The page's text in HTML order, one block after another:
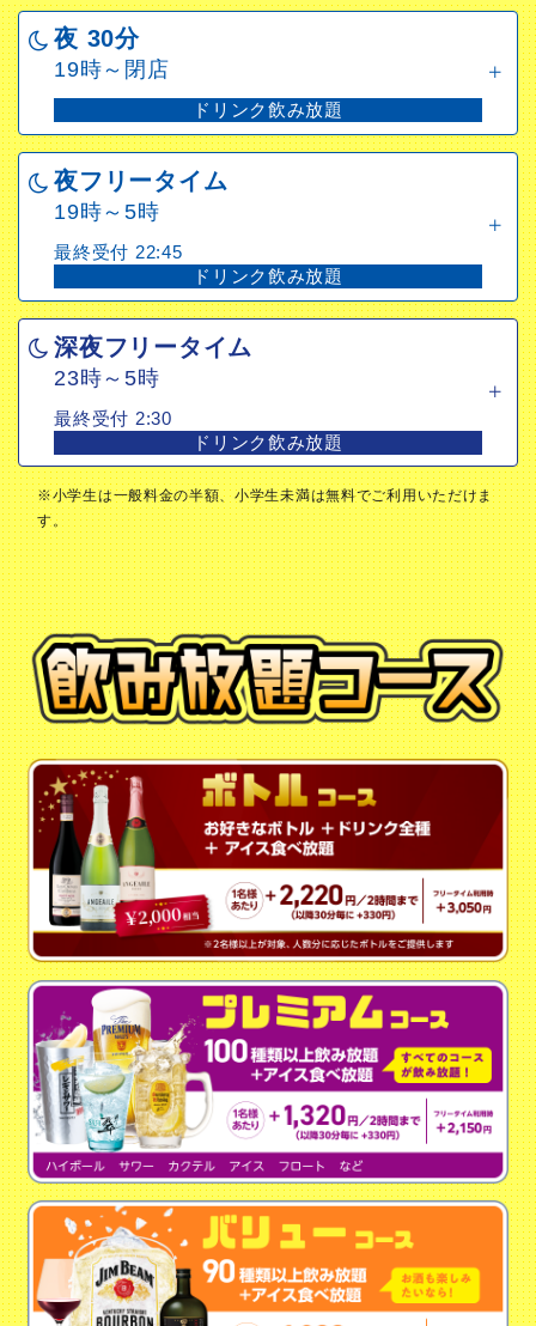
夜 30分
19時～閉店
ドリンク飲み放題
夜フリータイム
19時～5時
最終受付 22:45
ドリンク飲み放題
深夜フリータイム
23時～5時
最終受付 2:30
ドリンク飲み放題
※小学生は一般料金の半額、小学生未満は無料でご利用いただけま
す。